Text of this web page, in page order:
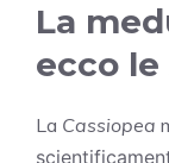
La
ecco
La Cassiopea